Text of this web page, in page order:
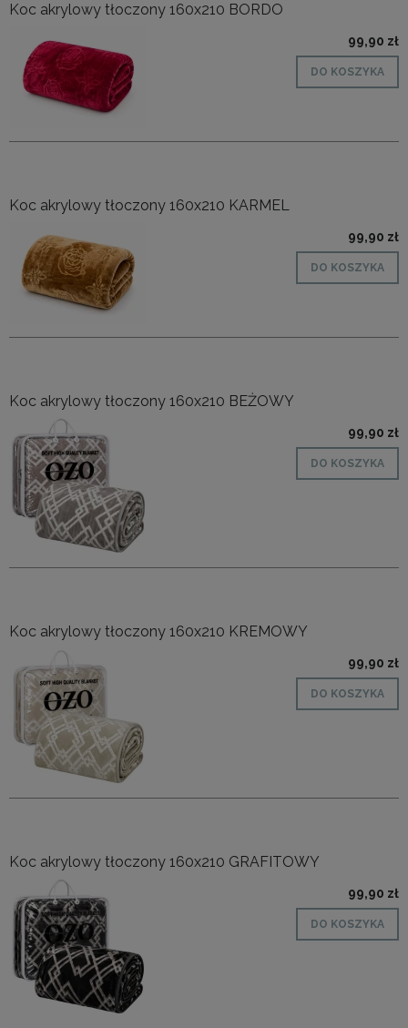
Koc akrylowy tłoczony 160x210 BORDO
99,90 zł
DO KOSZYKA
Koc akrylowy tłoczony 160x210 KARMEL
99,90 zł
DO KOSZYKA
Koc akrylowy tłoczony 160x210 BEŻOWY
99,90 zł
DO KOSZYKA
Koc akrylowy tłoczony 160x210 KREMOWY
99,90 zł
DO KOSZYKA
Koc akrylowy tłoczony 160x210 GRAFITOWY
99,90 zł
DO KOSZYKA